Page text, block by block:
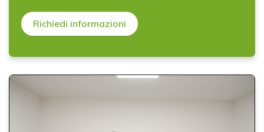
Richiedi informazioni